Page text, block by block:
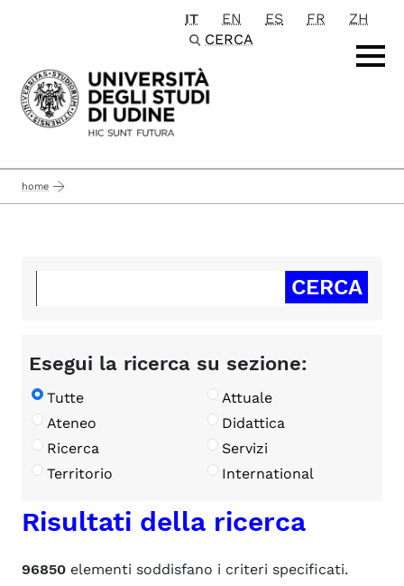
Passa al contenuto principale
IT EN ES FR
ZH
CERCA
home
Esegui la ricerca su sezione:
Tutte
Attuale
Ateneo
Didattica
Ricerca
Servizi
Territorio
International
Risultati della ricerca
96850 elementi soddisfano i criteri specificati.